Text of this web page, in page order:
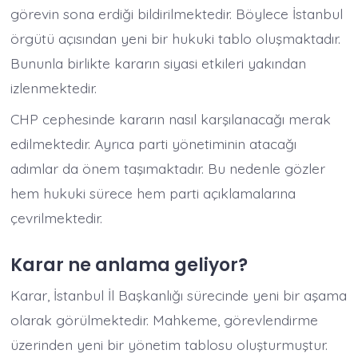
görevin sona erdiği bildirilmektedir. Böylece İstanbul
örgütü açısından yeni bir hukuki tablo oluşmaktadır.
Bununla birlikte kararın siyasi etkileri yakından
izlenmektedir.
CHP cephesinde kararın nasıl karşılanacağı merak
edilmektedir. Ayrıca parti yönetiminin atacağı
adımlar da önem taşımaktadır. Bu nedenle gözler
hem hukuki sürece hem parti açıklamalarına
çevrilmektedir.
Karar ne anlama geliyor?
Karar, İstanbul İl Başkanlığı sürecinde yeni bir aşama
olarak görülmektedir. Mahkeme, görevlendirme
üzerinden yeni bir yönetim tablosu oluşturmuştur.